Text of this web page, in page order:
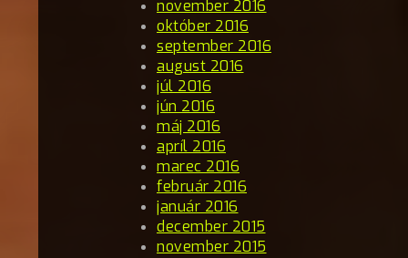
november 2016
október 2016
september 2016
august 2016
júl 2016
jún 2016
máj 2016
apríl 2016
marec 2016
február 2016
január 2016
december 2015
november 2015